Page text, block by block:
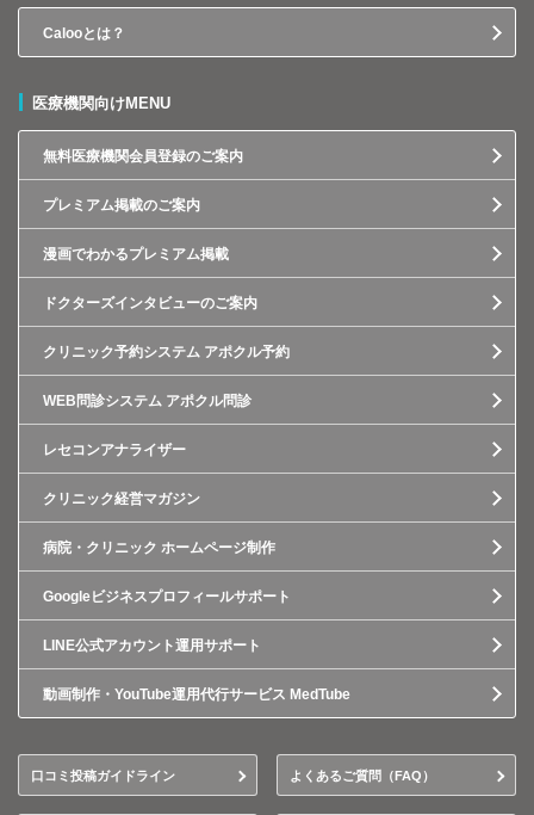
Calooとは？
医療機関向けMENU
無料医療機関会員登録のご案内
プレミアム掲載のご案内
漫画でわかるプレミアム掲載
ドクターズインタビューのご案内
クリニック予約システム アポクル予約
WEB問診システム アポクル問診
レセコンアナライザー
クリニック経営マガジン
病院・クリニック ホームページ制作
Googleビジネスプロフィールサポート
LINE公式アカウント運用サポート
動画制作・YouTube運用代行サービス MedTube
口コミ投稿ガイドライン よくあるご質問（FAQ）